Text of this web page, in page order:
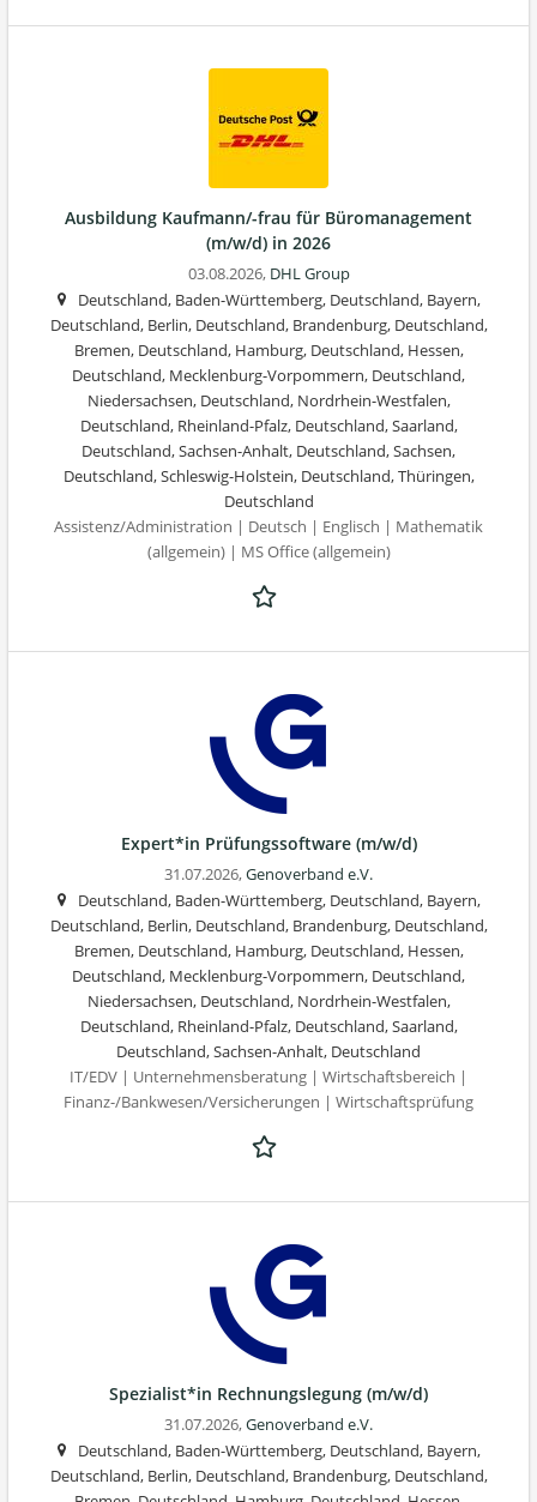
Ausbildung Kaufmann/-frau für Büromanagement
(m/w/d) in 2026
03.08.2026, DHL Group
Deutschland, Baden-Württemberg, Deutschland, Bayern,
Deutschland, Berlin, Deutschland, Brandenburg, Deutschland,
Bremen, Deutschland, Hamburg, Deutschland, Hessen,
Deutschland, Mecklenburg-Vorpommern, Deutschland,
Niedersachsen, Deutschland, Nordrhein-Westfalen,
Deutschland, Rheinland-Pfalz, Deutschland, Saarland,
Deutschland, Sachsen-Anhalt, Deutschland, Sachsen,
Deutschland, Schleswig-Holstein, Deutschland, Thüringen,
Deutschland
Assistenz/Administration | Deutsch | Englisch | Mathematik
(allgemein) | MS Office (allgemein)
Expert*in Prüfungssoftware (m/w/d)
31.07.2026,Genoverband e.V.
Deutschland, Baden-Württemberg, Deutschland, Bayern,
Deutschland, Berlin, Deutschland, Brandenburg, Deutschland,
Bremen, Deutschland, Hamburg, Deutschland, Hessen,
Deutschland, Mecklenburg-Vorpommern, Deutschland,
Niedersachsen, Deutschland, Nordrhein-Westfalen,
Deutschland, Rheinland-Pfalz, Deutschland, Saarland,
Deutschland, Sachsen-Anhalt, Deutschland
IT/EDV | Unternehmensberatung | Wirtschaftsbereich |
Finanz-/Bankwesen/Versicherungen | Wirtschaftsprüfung
Spezialist*in Rechnungslegung (m/w/d)
31.07.2026,Genoverband e.V.
Deutschland, Baden-Württemberg, Deutschland, Bayern,
Deutschland, Berlin, Deutschland, Brandenburg, Deutschland,